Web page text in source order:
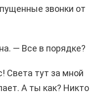
звонки от
— Все в порядке?
Света тут за мной
А ты как? Никто